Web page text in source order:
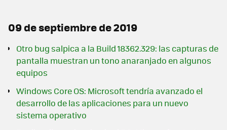
09 de septiembre de 2019
Otro bug salpica a la Build 18362.329: las capturas de
pantalla muestran un tono anaranjado en algunos
equipos
Windows Core OS: Microsoft tendría avanzado el
desarrollo de las aplicaciones para un nuevo
sistema operativo